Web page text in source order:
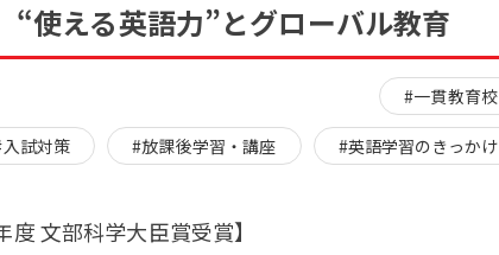
使える英語力”とグローバル教育
#一貫教育校
試対策 #放課後学習・講座 #英語学習のきっかけ
度 文部科学大臣賞受賞】